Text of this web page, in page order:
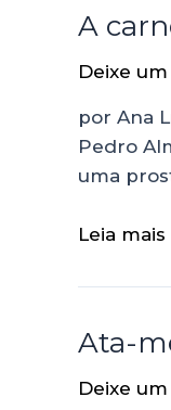
A
Deixe
por Ana
Pedro
uma
Leia mais
Ata-
Deixe